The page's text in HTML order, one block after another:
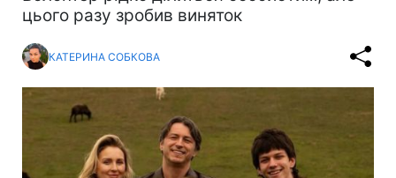
цього разу зробив виняток
КАТЕРИНА СОБКОВА